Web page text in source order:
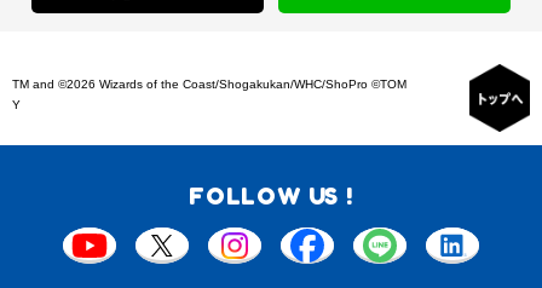
TM and ©2026 Wizards of the Coast/Shogakukan/WHC/ShoPro ©TOM
Y
FOLLOW US !